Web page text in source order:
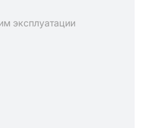
эксплуатации